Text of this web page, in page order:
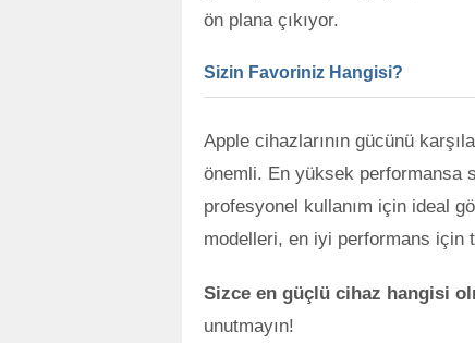
ön plana çıkıyor.
Sizin Favoriniz Hangisi?
Apple cihazlarının gücünü
önemli. En yüksek performansa
profesyonel kullanım için ideal
modelleri, en iyi performans için
Sizce en güçlü cihaz hangisi
unutmayın!